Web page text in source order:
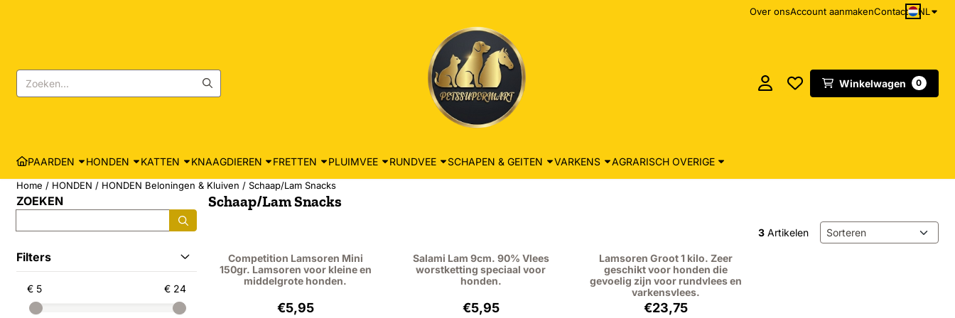
Over onsAccount aanmakenContact NL
Zoeken
Winkelwagen 0
PAARDEN HONDEN KATTEN KNAAGDIEREN FRETTEN PLUIMVEE RUNDVEE SCHAPEN & GEITEN VARKENS AGRARISCH OVERIGE
Home / HONDEN / HONDEN Beloningen & Kluiven / Schaap/Lam Snacks
ZOEKEN
Filters
€ 5 € 24
Schaap/Lam Snacks
3Artikelen Sorteermethode
Competition Lamsoren Mini
150gr. Lamsoren voor kleine en
middelgrote honden.
Prijs: 5,95, exclusief btw: 5,46
€5,95
Salami Lam 9cm. 90% Vlees
worstketting speciaal voor
honden.
Prijs: 5,95, exclusief btw: 4,92
€5,95
Lamsoren Groot 1 kilo. Zeer
geschikt voor honden die
gevoelig zijn voor rundvlees en
varkensvlees.
Prijs: 23,75, exclusief btw: 19,63
€23,75